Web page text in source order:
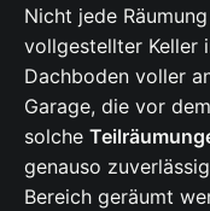
Nicht jede
vollgestellter Keller
Dachboden voller
Garage, die vor
solche
genauso
Bereich geräumt